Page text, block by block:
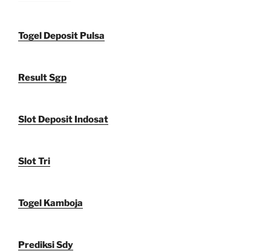
Togel Deposit Pulsa
Result Sgp
Slot Deposit Indosat
Slot Tri
Togel Kamboja
Prediksi Sdy